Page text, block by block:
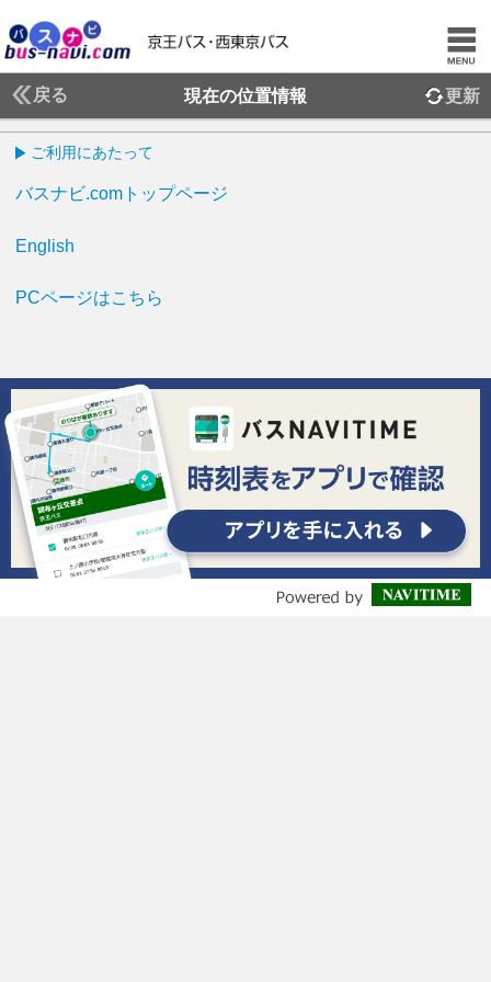
戻る 現在の位置情報 更新
ご利用にあたって
バスナビ.comトップページ
English
PCページはこちら